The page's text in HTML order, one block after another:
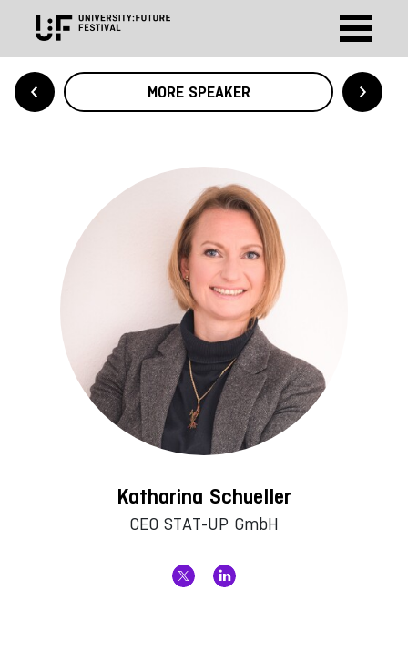
MORE SPEAKER
Katharina Schueller
CEO STAT-UP GmbH